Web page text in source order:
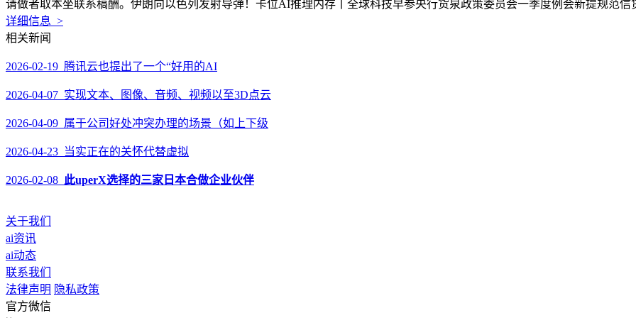
请做者取本坐联系稿酬。伊朗向以色列发射导弹！卡位AI推理内存丨全球科技早参央行货泉政策委员会一季度例会新提规范信
详细信息 >
相关新闻
2026-02-19 腾讯云也提出了一个“好用的AI
2026-04-07 实现文本、图像、音频、视频以至3D点云
2026-04-09 属于公司好处冲突办理的场景（如上下级
2026-04-23 当实正在的关怀代替虚拟
2026-02-08 此uperX选择的三家日本合做企业伙伴
关于我们
ai资讯
ai动态
联系我们
法律声明 隐私政策
官方微信